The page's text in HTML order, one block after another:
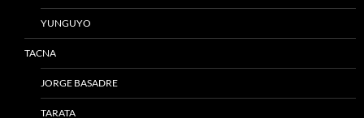
YUNGUYO
TACNA
JORGE BASADRE
TARATA